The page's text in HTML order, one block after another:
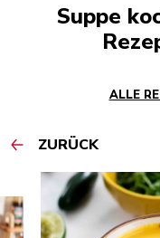
Suppe
ALLE
ZURÜCK